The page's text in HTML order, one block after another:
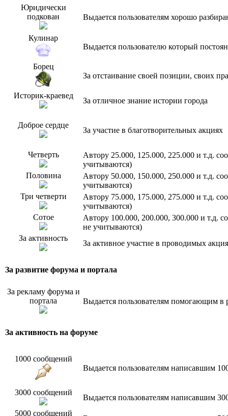
Юридически
подкован
Выдается пользователям хорошо
Кулинар
Выдается пользователю который
Борец
За отстаивание своей позиции, своих
Историк-краевед
За отличное знание истории города
Доброе сердце
За участие в благотворительных акциях
Четверть
Автору 25.000, 125.000, 225.000 и т.д.
учитываются)
Половина
Автору 50.000, 150.000, 250.000 и т.д.
учитываются)
Три четверти
Автору 75.000, 175.000, 275.000 и т.д.
учитываются)
Сотое
Автору 100.000, 200.000, 300.000 и т.д.
не учитываются)
За активность
За активное участие в проводимых
За развитие форума и портала
За рекламу форума и
портала
Выдается пользователям помогающим в
За активность на форуме
1000 сообщений
Выдается пользователям написавшим
3000 сообщений
Выдается пользователям написавшим
5000 сообщений